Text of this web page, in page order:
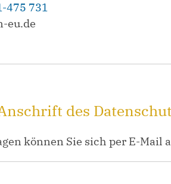
475 731
eu.de
des
können Sie sich per E-Mail